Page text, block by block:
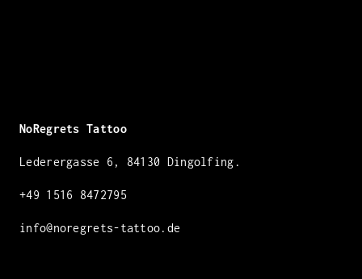
NoRegrets Tattoo
Lederergasse 6, 84130 Dingolfing.
+49 1516 8472795​
info@noregrets-tattoo.de